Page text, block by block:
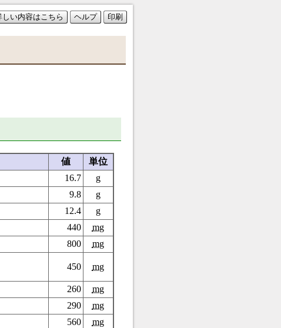
しい内容はこちら ヘルプ 印刷
値
単位
16.7
g
9.8
g
12.4
g
440
mg
800
mg
450 mg
260
mg
290
mg
560 mg